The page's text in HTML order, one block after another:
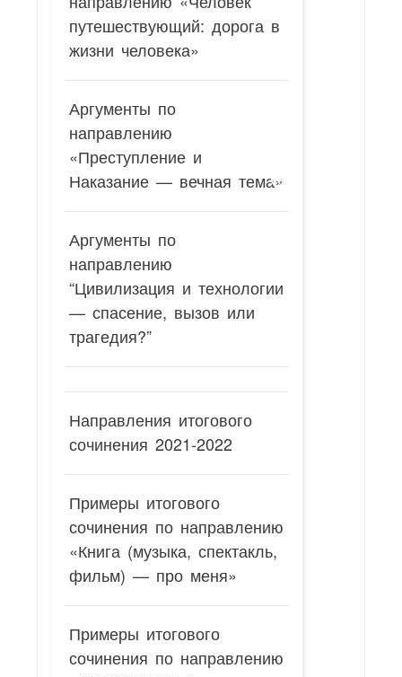
путешествующий: дорога в
жизни человека»
Аргументы по
направлению
«Преступление и
Наказание — вечная тема»
Аргументы по
направлению
“Цивилизация и технологии
— спасение, вызов или
трагедия?”
Направления итогового
сочинения 2021-2022
Примеры итогового
сочинения по направлению
«Книга (музыка, спектакль,
фильм) — про меня»
Примеры итогового
сочинения по направлению